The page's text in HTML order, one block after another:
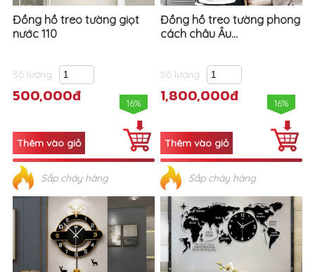
Đồng hồ treo tường giọt
nước 110
Số lượng
500,000đ 16%
Sắp cháy hàng
Đồng hồ treo tường phong
cách châu Âu...
Số lượng
1,800,000đ 16%
Sắp cháy hàng